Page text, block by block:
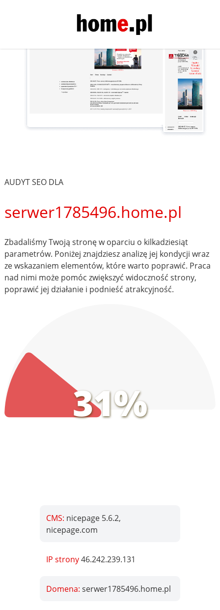
AUDYT SEO DLA
serwer1785496.home.pl
Zbadaliśmy Twoją stronę w oparciu o kilkadziesiąt
parametrów. Poniżej znajdziesz analizę jej kondycji wraz
ze wskazaniem elementów, które warto poprawić. Praca
nad nimi może pomóc zwiększyć widoczność strony,
poprawić jej działanie i podnieść atrakcyjność.
31%
CMS: nicepage 5.6.2,
nicepage.com
IP strony46.242.239.131
Domena:serwer1785496.home.pl